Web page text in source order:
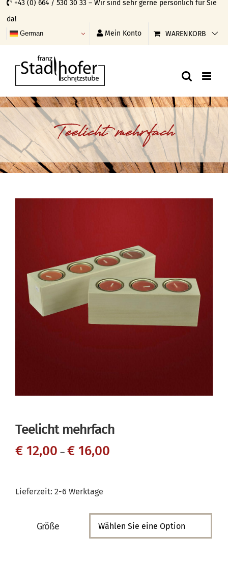
Skip
to
content
+43 (0) 664 / 530 30 33 – Wir sind sehr gerne persönlich für Sie
da!
German Mein Konto WARENKORB
Teelicht mehrfach
Teelicht mehrfach
€ 12,00 – € 16,00
Lieferzeit: 2-6 Werktage
Größe